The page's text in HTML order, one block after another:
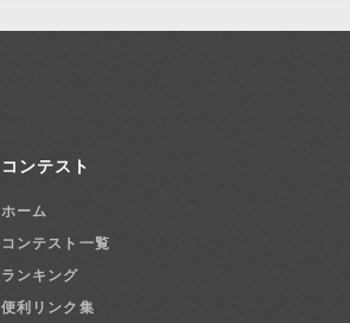
コンテスト
ホーム
コンテスト一覧
ランキング
便利リンク集